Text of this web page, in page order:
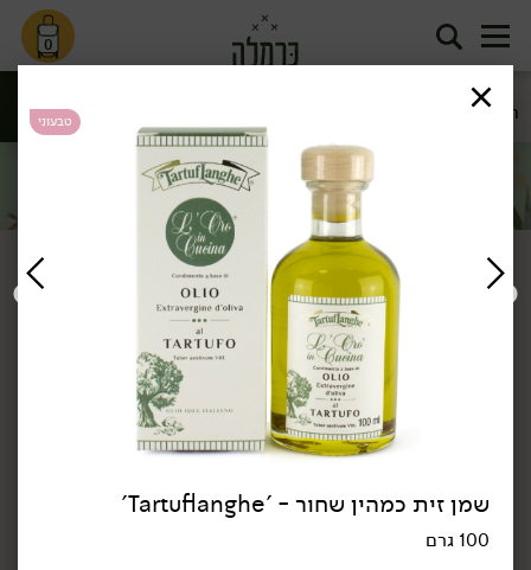
0
שמנים וחומצים
חומצים
סינון
שמנים וחומצים/שמנים
אורגני טבעוני
שמן זית אורגני בלנד ישראלי
טבעוני
שמן זית כמהין שחור - 'Tartuflanghe'
100 גרם